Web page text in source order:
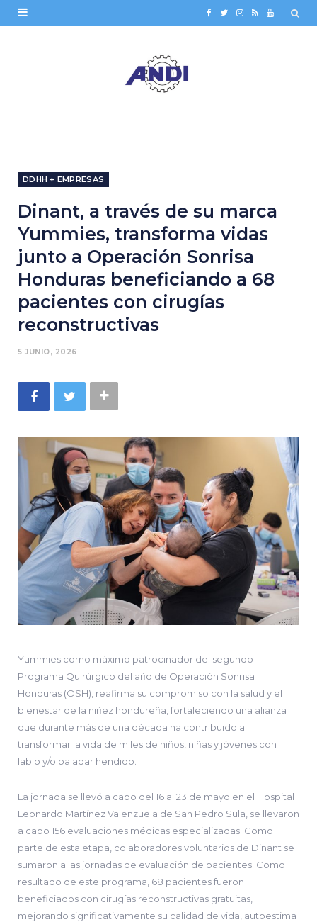
T I
m
R Y
DDHH + EMPRESAS
Dinant, a través de su marca
Yummies, transforma vidas
junto a Operación Sonrisa
Honduras beneficiando a 68
pacientes con cirugías
reconstructivas
5 JUNIO, 2026
Yummies como máximo patrocinador del segundo
Programa Quirúrgico del año de Operación Sonrisa
Honduras (OSH), reafirma su compromiso con la salud y el
bienestar de la niñez hondureña, fortaleciendo una alianza
que durante más de una década ha contribuido a
transformar la vida de miles de niños, niñas y jóvenes con
labio y/o paladar hendido.
La jornada se llevó a cabo del 16 al 23 de mayo en el Hospital
Leonardo Martínez Valenzuela de San Pedro Sula, se llevaron
a cabo 156 evaluaciones médicas especializadas. Como
parte de esta etapa, colaboradores voluntarios de Dinant se
sumaron a las jornadas de evaluación de pacientes. Como
resultado de este programa, 68 pacientes fueron
beneficiados con cirugías reconstructivas gratuitas,
mejorando significativamente su calidad de vida, autoestima